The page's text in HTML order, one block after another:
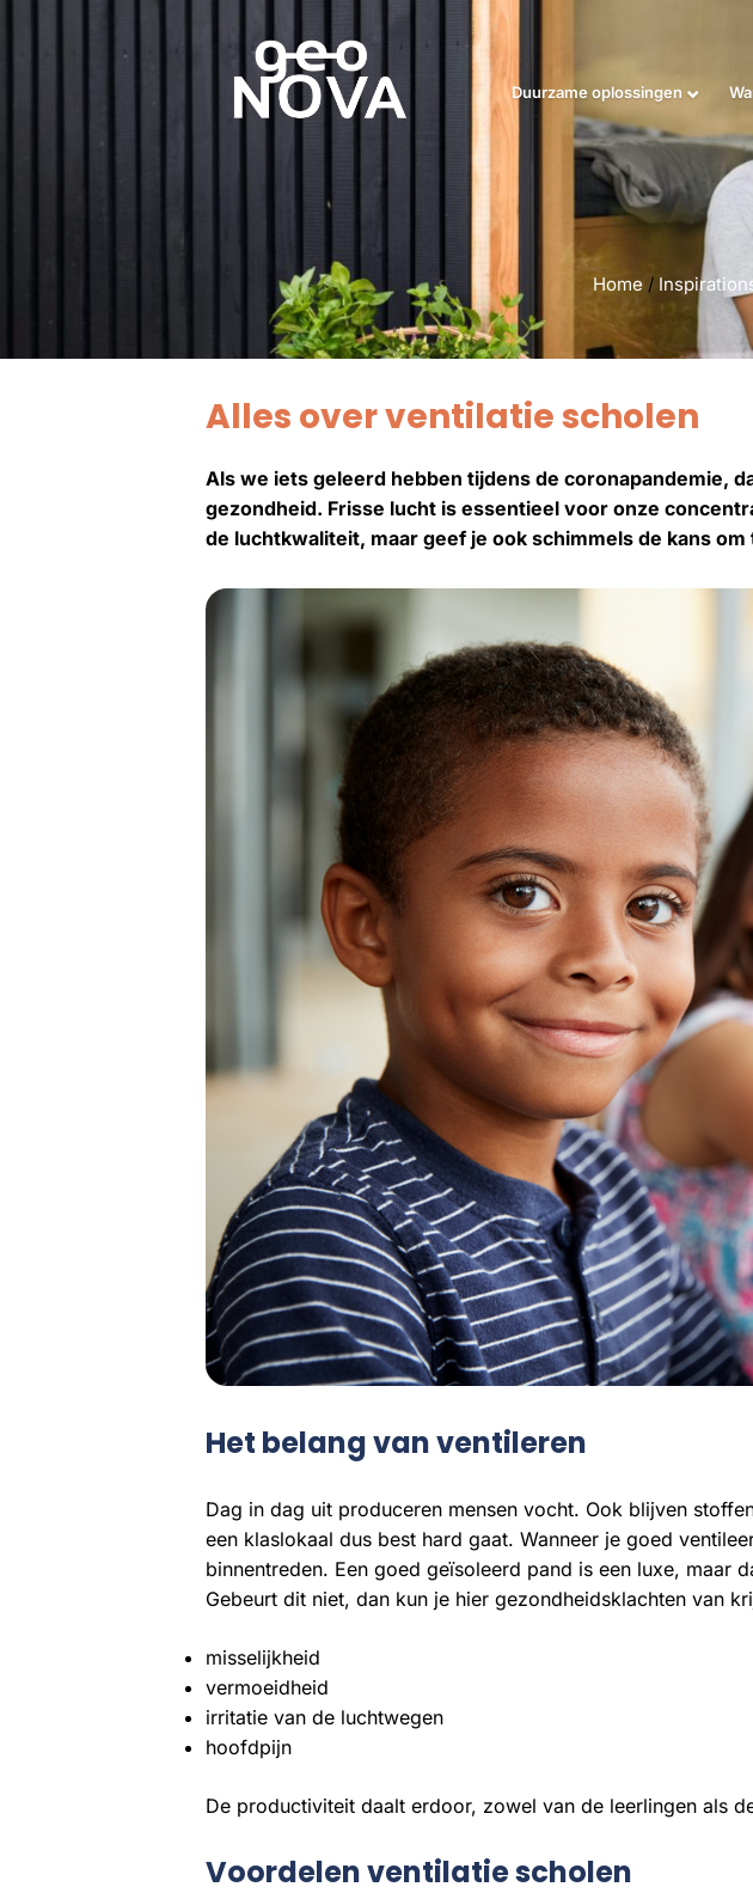
Duurzame oplossingen
Home /
Alles over ventilatie scholen
Als we iets geleerd hebben tijdens de coronapandemie,
gezondheid. Frisse lucht is essentieel voor onze
de luchtkwaliteit, maar geef je ook schimmels de kans
Het belang van ventileren
Dag in dag uit produceren mensen vocht. Ook blijven
een klaslokaal dus best hard gaat. Wanneer je goed
binnentreden. Een goed geïsoleerd pand is een luxe, maar
Gebeurt dit niet, dan kun je hier gezondheidsklachten van
misselijkheid
vermoeidheid
irritatie van de luchtwegen
hoofdpijn
De productiviteit daalt erdoor, zowel van de leerlingen als
Voordelen ventilatie scholen